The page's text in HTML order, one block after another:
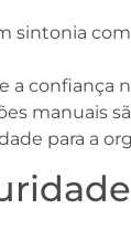
sintonia
confiança
manuais
para a